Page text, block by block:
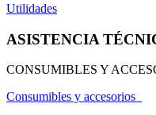
Utilidades
ASISTENCIA
CONSUMIBLES Y
Consumibles y accesorios